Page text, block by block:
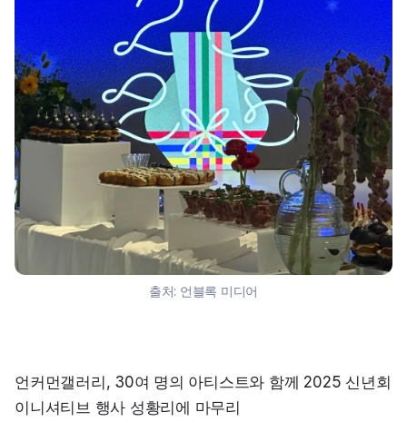
출처: 언블록 미디어
언커먼갤러리, 30여 명의 아티스트와 함께 2025 신년회
이니셔티브 행사 성황리에 마무리